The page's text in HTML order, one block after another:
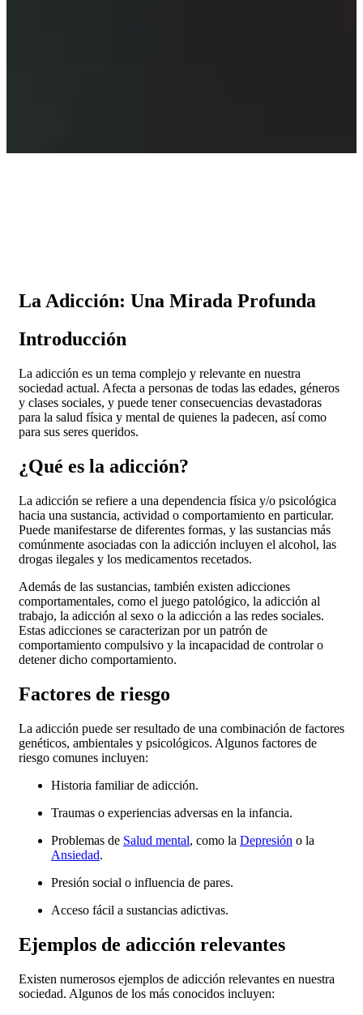
La Adicción: Una Mirada Profunda
Introducción
La adicción es un tema complejo y relevante en nuestra
sociedad actual. Afecta a personas de todas las edades, géneros
y clases sociales, y puede tener consecuencias devastadoras
para la salud física y mental de quienes la padecen, así como
para sus seres queridos.
¿Qué es la adicción?
La adicción se refiere a una dependencia física y/o psicológica
hacia una sustancia, actividad o comportamiento en particular.
Puede manifestarse de diferentes formas, y las sustancias más
comúnmente asociadas con la adicción incluyen el alcohol, las
drogas ilegales y los medicamentos recetados.
Además de las sustancias, también existen adicciones
comportamentales, como el juego patológico, la adicción al
trabajo, la adicción al sexo o la adicción a las redes sociales.
Estas adicciones se caracterizan por un patrón de
comportamiento compulsivo y la incapacidad de controlar o
detener dicho comportamiento.
Factores de riesgo
La adicción puede ser resultado de una combinación de factores
genéticos, ambientales y psicológicos. Algunos factores de
riesgo comunes incluyen:
Historia familiar de adicción.
Traumas o experiencias adversas en la infancia.
Problemas de Salud mental, como la Depresión o la
Ansiedad.
Presión social o influencia de pares.
Acceso fácil a sustancias adictivas.
Ejemplos de adicción relevantes
Existen numerosos ejemplos de adicción relevantes en nuestra
sociedad. Algunos de los más conocidos incluyen: